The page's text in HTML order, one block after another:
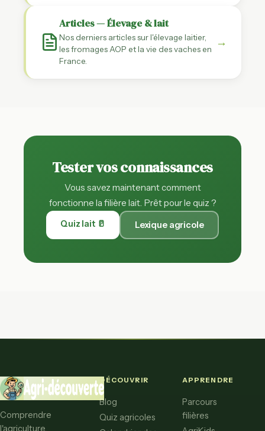
Articles — Élevage & lait
Nos derniers articles sur l'élevage laitier,
les fromages AOP et la vie des vaches en
France.
→
Tester vos connaissances
Vous savez maintenant comment
fonctionne la filière lait. Prêt pour le quiz ?
Quiz lait 🥛 Lexique agricole
Comprendre
l'agriculture.
DÉCOUVRIR
Blog
Quiz agricoles
APPRENDRE
Parcours
filières